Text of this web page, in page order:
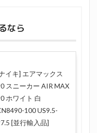
なら
イキ] エアマックス
スニーカー AIR MAX
ホワイト 白
100 US9.5-
[並行輸入品]